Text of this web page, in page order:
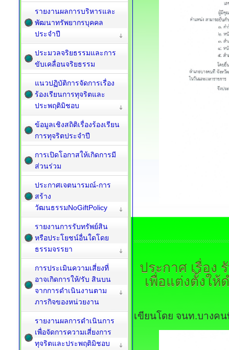
ประกาศ เรื่อง
เพื่อแต่งตั้งให้
เขียนโดย จนท.บางค
รายงานผลการบริหารและ
พัฒนาทรัพยากรบุคคล
ประจำปี
ประมวลจริยธรรมและการ
ขับเคลื่อนจริยธรรม
แนวปฏิบัติการจัดการเรื่อง
ร้องเรียนการทุจริตและ
ประพฤติมิชอบ
ข้อมูลเชิงสถิติเรื่องร้องเรียน
การทุจริตประจำปี
การเปิดโอกาสให้เกิดการมี
ส่วนร่วม
ประกาศเจตนารมณ์-การ
สร้าง
วัฒนธรรมNoGiftPolicy
รายงานการรับทรัพย์สิน
หรือประโยชน์อื่นใดโดย
ธรรมจรรยา
การประเมินความเสี่ยงที่
อาจเกิดการให้/รับ สินบน
จากการดำเนินงานตาม
ภารกิจของหน่วยงาน
รายงานผลการดำเนินการ
เพื่อจัดการความเสี่ยงการ
ทุจริตและประพฤติมิชอบ